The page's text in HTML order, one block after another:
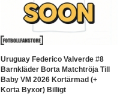
Uruguay Federico Valverde #8
Barnkläder Borta Matchtröja Till
Baby VM 2026 Kortärmad (+
Korta Byxor) Billigt